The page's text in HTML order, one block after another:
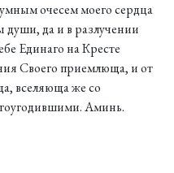
очесем моего сердца
души, да и в разлучении
Единаго на Кресте
Своего приемлюща, и от
вселяюща же со
Аминь.